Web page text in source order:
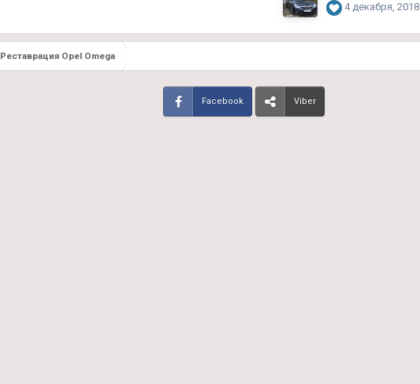
4 декабря, 2018
Реставрация Opel Omega
Facebook Viber